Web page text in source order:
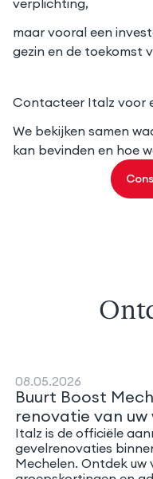
verplichting,
maar vooral een
gezin en de toekomst
Contacteer Italz voor
We bekijken samen
kan bevinden en hoe
08.05.2026
Buurt Boost
renovatie van
Italz is de officiële
gevelrenovaties
Mechelen. Ontdek uw